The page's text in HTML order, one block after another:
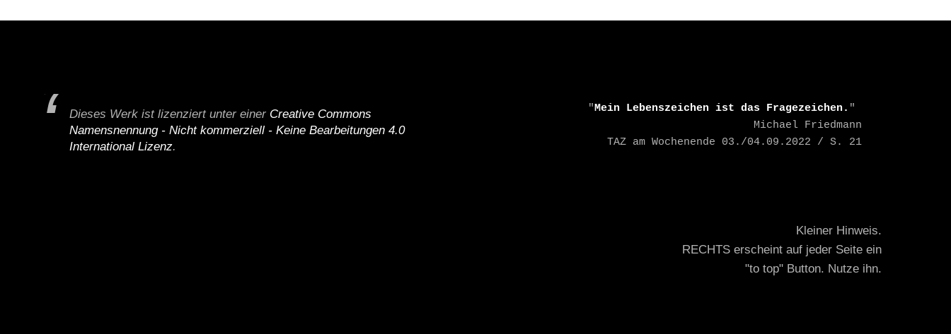
Dieses Werk ist lizenziert unter einer Creative Commons
Namensnennung - Nicht kommerziell - Keine Bearbeitungen 4.0
International Lizenz.
    "
Mein Lebenszeichen ist das Fragezeichen. "
    TAZ am Wochenende 03./04.09.2022 / S. 21
Kleiner Hinweis.
RECHTS erscheint auf jeder Seite ein
"to top" Button. Nutze ihn.